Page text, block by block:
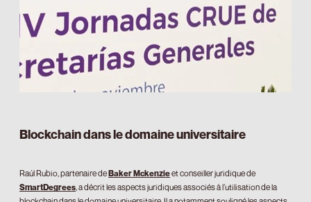
Blockchain dans le domaine universitaire
Raúl Rubio, partenaire deBaker Mckenzieet conseiller juridique de
SmartDegrees, a décrit les aspects juridiques associés à l’utilisation de la